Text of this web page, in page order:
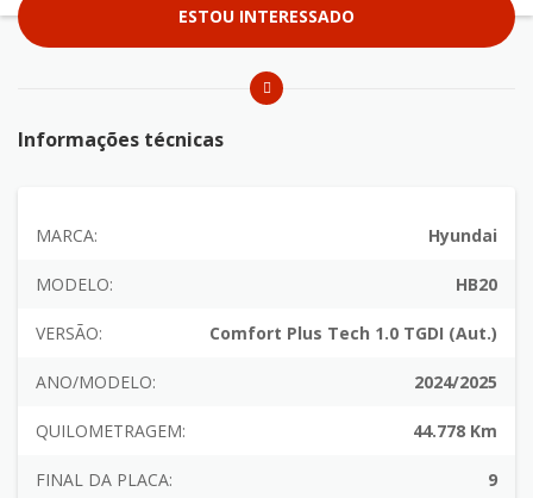
ESTOU INTERESSADO
Informações técnicas
MARCA: Hyundai
MODELO: HB20
VERSÃO: Comfort Plus Tech 1.0 TGDI (Aut.)
ANO/MODELO: 2024/2025
QUILOMETRAGEM: 44.778 Km
FINAL DA PLACA: 9